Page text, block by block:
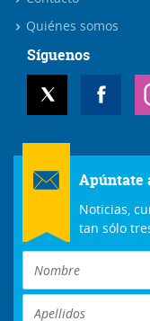
Quiénes somos
Síguenos
Apúntate
Noticias,
tan sólo